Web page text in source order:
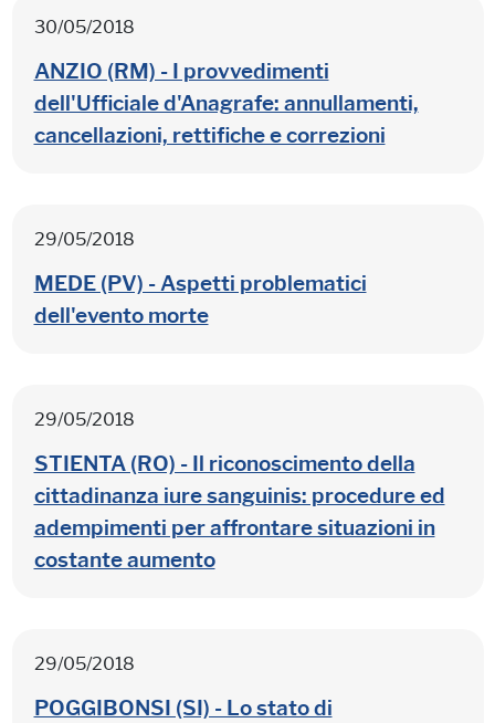
30/05/2018
ANZIO (RM) - I provvedimenti
dell'Ufficiale d'Anagrafe: annullamenti,
cancellazioni, rettifiche e correzioni
29/05/2018
MEDE (PV) - Aspetti problematici
dell'evento morte
29/05/2018
STIENTA (RO) - Il riconoscimento della
cittadinanza iure sanguinis: procedure ed
adempimenti per affrontare situazioni in
costante aumento
29/05/2018
POGGIBONSI (SI) - Lo stato di